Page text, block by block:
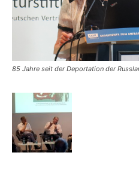
85 Jahre seit der Deportation der